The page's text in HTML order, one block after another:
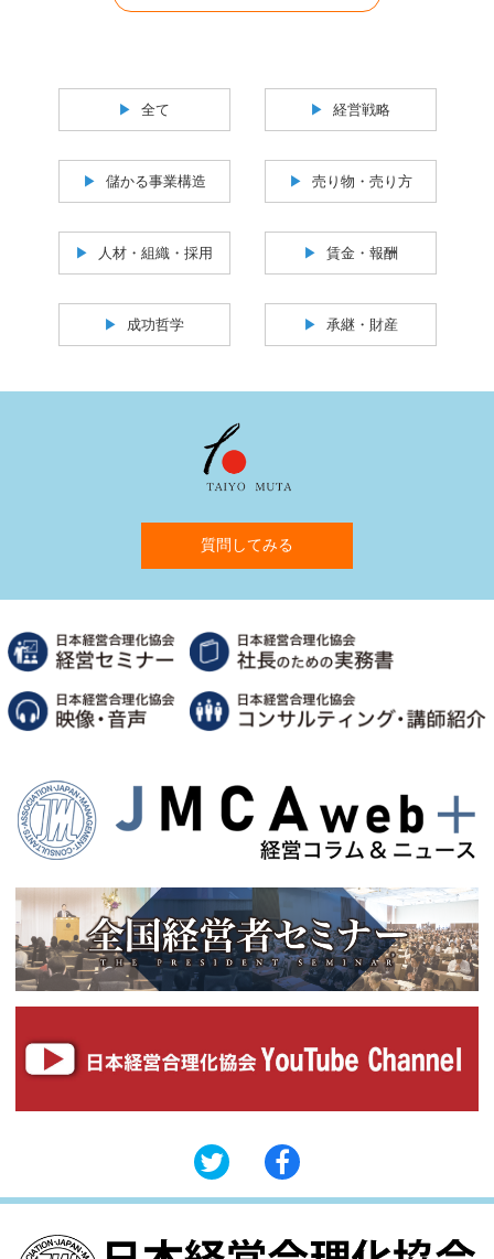
全て 経営戦略
儲かる事業構造 売り物・売り方
人材・組織・採用 賃金・報酬
成功哲学 承継・財産
質問してみる